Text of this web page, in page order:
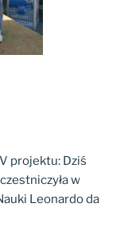
projektu: Dziś
w
Leonardo da